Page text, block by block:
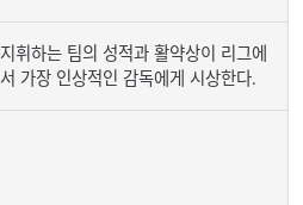
지휘하는 팀의 성적과 활약상이 리그에
서 가장 인상적인 감독에게 시상한다.